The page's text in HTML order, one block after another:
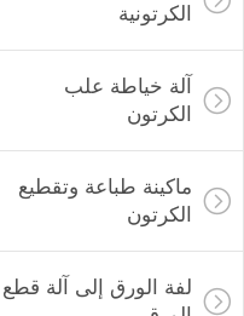
الكرتونية
آلة خياطة علب
الكرتون
ماكينة طباعة وتقطيع
الكرتون
لفة الورق إلى آلة قطع